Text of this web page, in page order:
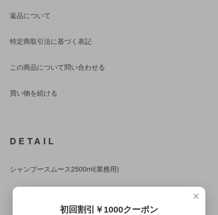
返品について
特定商取引法に基づく表記
この商品について問い合わせる
買い物を続ける
DETAIL
シャンプースムース2500ml(業務用)
×
初回割引￥1000クーポン